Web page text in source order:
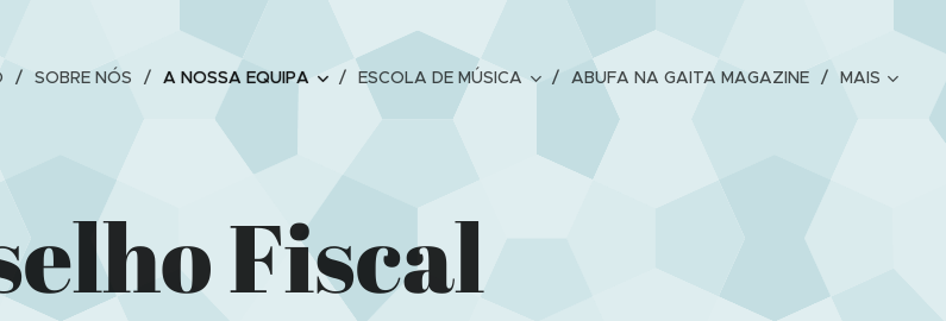
SOBRE NÓS A NOSSA EQUIPA ESCOLA DE MÚSICA ABUFA NA GAITA MAGAZINE MAIS
Fiscal